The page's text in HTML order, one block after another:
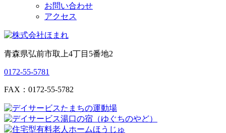
お問い合わせ
アクセス
青森県弘前市取上4丁目5番地2
0172-55-5781
FAX：0172-55-5782